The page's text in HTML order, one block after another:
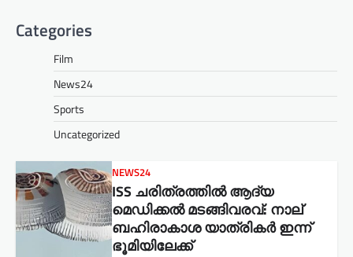
Categories
Film
News24
Sports
Uncategorized
NEWS24
ISS ചരിത്രത്തിൽ ആദ്യ
മെഡിക്കൽ മടങ്ങിവരവ്: നാല്
ബഹിരാകാശ യാത്രികർ ഇന്ന്
ഭൂമിയിലേക്ക്